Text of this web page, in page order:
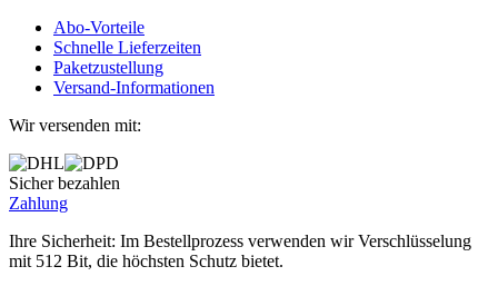
Abo‐Vorteile
Schnelle Lieferzeiten
Paketzustellung
Versand‐Informationen
Wir versenden mit:
Sicher bezahlen
Zahlung
Ihre Sicherheit: Im Bestellprozess verwenden wir Verschlüsselung
mit 512 Bit, die höchsten Schutz bietet.